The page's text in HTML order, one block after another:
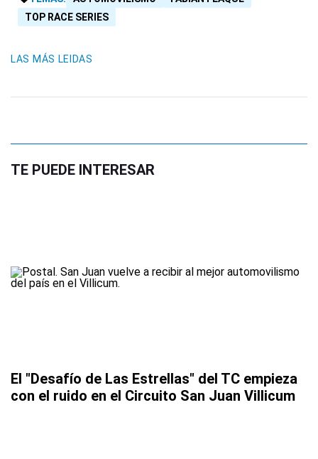
TOP RACE SERIES
LAS MÁS LEIDAS
TE PUEDE INTERESAR
El "Desafío de Las Estrellas" del TC empieza
con el ruido en el Circuito San Juan Villicum